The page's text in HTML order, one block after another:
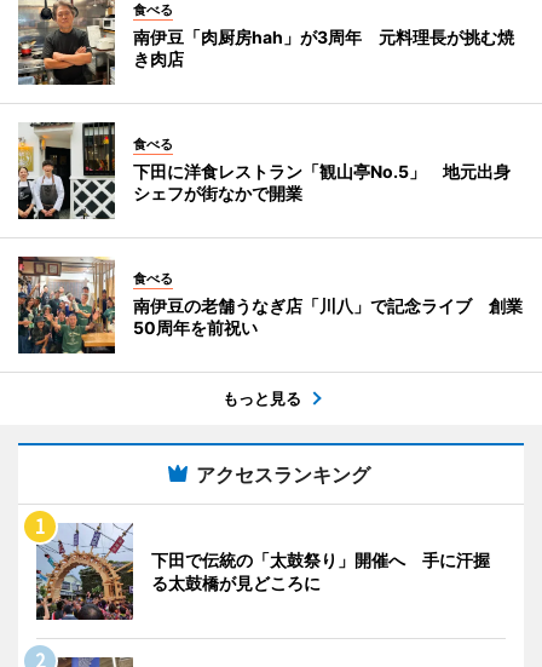
食べる
南伊豆「肉厨房hah」が3周年 元料理長が挑む焼
き肉店
食べる
下田に洋食レストラン「観山亭No.5」 地元出身
シェフが街なかで開業
食べる
南伊豆の老舗うなぎ店「川八」で記念ライブ 創業
50周年を前祝い
もっと見る
アクセスランキング
下田で伝統の「太鼓祭り」開催へ 手に汗握
る太鼓橋が見どころに